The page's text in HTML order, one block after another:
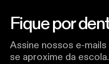
Fique por
Assine nossos e-mails
se aproxime da escola.